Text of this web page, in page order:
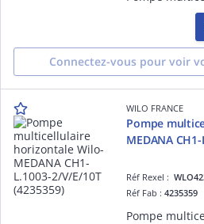
Connectez-vous pour voir
WILO FRANCE
Pompe
MEDANA
Réf Rexel :
Réf Fab :4235359